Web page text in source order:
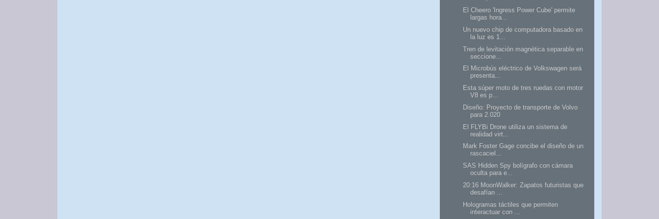
El Cheero 'Ingress Power Cube' permite
largas hora...
Un nuevo chip de computadora basado en
la luz es 1...
Tren de levitación magnética separable en
seccione...
El Microbús eléctrico de Volkswagen será
presenta...
Esta súper moto de tres ruedas con motor
V8 es p...
Diseño: Proyecto de transporte de Volvo
para 2.020
El FLYBi Drone utiliza un sistema de
realidad virt...
Mark Foster Gage concibe el diseño de un
rascaciel...
SAS Hidden Spy bolígrafo con cámara
oculta para e...
20:16 MoonWalker: Zapatos futuristas que
desafían ...
Hologramas táctiles que permiten
interactuar con ...